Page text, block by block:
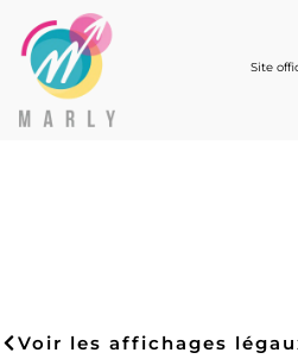
Site
Voir les affichages